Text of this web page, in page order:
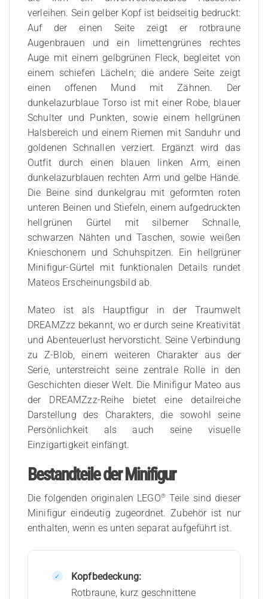
verleihen. Sein gelber Kopf ist beidseitig bedruckt:
Auf der einen Seite zeigt er rotbraune
Augenbrauen und ein limettengrünes rechtes
Auge mit einem gelbgrünen Fleck, begleitet von
einem schiefen Lächeln; die andere Seite zeigt
einen offenen Mund mit Zähnen. Der
dunkelazurblaue Torso ist mit einer Robe, blauer
Schulter und Punkten, sowie einem hellgrünen
Halsbereich und einem Riemen mit Sanduhr und
goldenen Schnallen verziert. Ergänzt wird das
Outfit durch einen blauen linken Arm, einen
dunkelazurblauen rechten Arm und gelbe Hände.
Die Beine sind dunkelgrau mit geformten roten
unteren Beinen und Stiefeln, einem aufgedruckten
hellgrünen Gürtel mit silberner Schnalle,
schwarzen Nähten und Taschen, sowie weißen
Knieschonern und Schuhspitzen. Ein hellgrüner
Minifigur-Gürtel mit funktionalen Details rundet
Mateos Erscheinungsbild ab.
Mateo ist als Hauptfigur in der Traumwelt
DREAMZzz bekannt, wo er durch seine Kreativität
und Abenteuerlust hervorsticht. Seine Verbindung
zu Z-Blob, einem weiteren Charakter aus der
Serie, unterstreicht seine zentrale Rolle in den
Geschichten dieser Welt. Die Minifigur Mateo aus
der DREAMZzz-Reihe bietet eine detailreiche
Darstellung des Charakters, die sowohl seine
Persönlichkeit als auch seine visuelle
Einzigartigkeit einfängt.
Bestandteile der Minifigur
Die folgenden originalen LEGO®Teile sind dieser
Minifigur eindeutig zugeordnet. Zubehör ist nur
enthalten, wenn es unten separat aufgeführt ist.
Kopfbedeckung:
Rotbraune, kurz geschnittene